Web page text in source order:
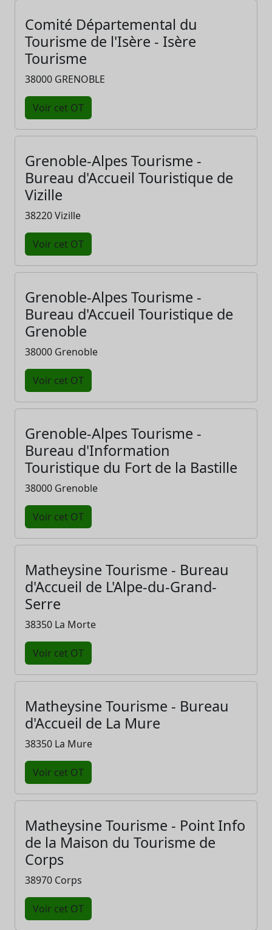
Comité Départemental du
Tourisme de l'Isère - Isère
Tourisme
38000 GRENOBLE
Voir cet OT
Grenoble-Alpes Tourisme -
Bureau d'Accueil Touristique de
Vizille
38220 Vizille
Voir cet OT
Grenoble-Alpes Tourisme -
Bureau d'Accueil Touristique de
Grenoble
38000 Grenoble
Voir cet OT
Grenoble-Alpes Tourisme -
Bureau d'Information
Touristique du Fort de la Bastille
38000 Grenoble
Voir cet OT
Matheysine Tourisme - Bureau
d'Accueil de L'Alpe-du-Grand-
Serre
38350 La Morte
Voir cet OT
Matheysine Tourisme - Bureau
d'Accueil de La Mure
38350 La Mure
Voir cet OT
Matheysine Tourisme - Point Info
de la Maison du Tourisme de
Corps
38970 Corps
Voir cet OT